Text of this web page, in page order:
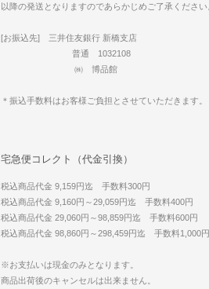
以降の発送となりますのであらかじめご了承ください
[お振込先] 三井住友銀行 新橋支店
普通 1032108
㈱ 博品館
＊振込手数料はお客様ご負担とさせていただきます。
宅急便コレクト（代金引換）
税込商品代金 9,159円迄 手数料300円
税込商品代金 9,160円～29,059円迄 手数料400円
税込商品代金 29,060円～98,859円迄 手数料600円
税込商品代金 98,860円～298,459円迄 手数料1,000円
※お支払いは現金のみとなります。
商品出荷後のキャンセルは出来ません。